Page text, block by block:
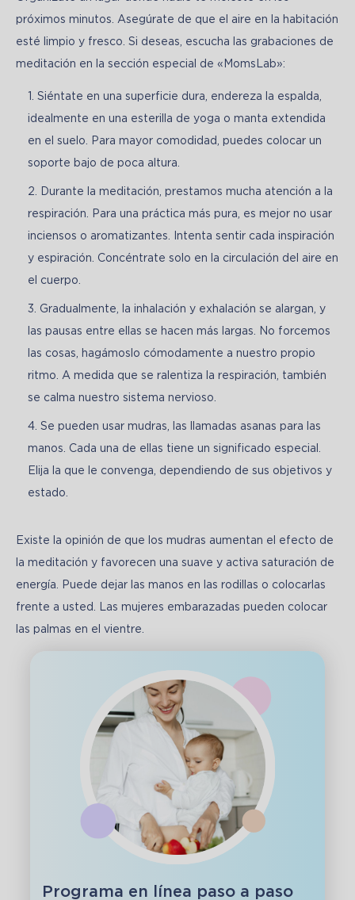
próximos minutos. Asegúrate de que el aire en la habitación
esté limpio y fresco. Si deseas, escucha las grabaciones de
meditación en la sección especial de «MomsLab»:
Siéntate en una superficie dura, endereza la espalda,
idealmente en una esterilla de yoga o manta extendida
en el suelo. Para mayor comodidad, puedes colocar un
soporte bajo de poca altura.
Durante la meditación, prestamos mucha atención a la
respiración. Para una práctica más pura, es mejor no usar
inciensos o aromatizantes. Intenta sentir cada inspiración
y espiración. Concéntrate solo en la circulación del aire en
el cuerpo.
Gradualmente, la inhalación y exhalación se alargan, y
las pausas entre ellas se hacen más largas. No forcemos
las cosas, hagámoslo cómodamente a nuestro propio
ritmo. A medida que se ralentiza la respiración, también
se calma nuestro sistema nervioso.
Se pueden usar mudras, las llamadas asanas para las
manos. Cada una de ellas tiene un significado especial.
Elija la que le convenga, dependiendo de sus objetivos y
estado.
Existe la opinión de que los mudras aumentan el efecto de
la meditación y favorecen una suave y activa saturación de
energía. Puede dejar las manos en las rodillas o colocarlas
frente a usted. Las mujeres embarazadas pueden colocar
las palmas en el vientre.
Programa en línea paso a paso